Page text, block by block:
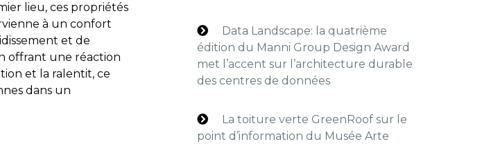
lieu, ces propriétés
à un confort
et de
offrant une réaction
et la ralentit, ce
dans un
Data Landscape: la quatrième
édition du Manni Group Design Award
met l’accent sur l’architecture durable
des centres de données
La toiture verte GreenRoof sur le
point d’information du Musée Arte